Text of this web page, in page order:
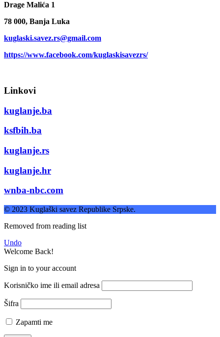
Drage Malića 1
78 000, Banja Luka
kuglaski.savez.rs@gmail.com
https://www.facebook.com/kuglaskisavezrs/
Linkovi
kuglanje.ba
ksfbih.ba
kuglanje.rs
kuglanje.hr
wnba-nbc.com
© 2023 Kuglaški savez Republike Srpske.
Removed from reading list
Undo
Welcome Back!
Sign in to your account
Korisničko ime ili email adresa
Šifra
Zapamti me